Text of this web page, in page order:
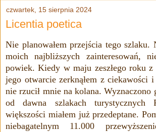
czwartek, 15 sierpnia 2024
Licentia poetica
Nie planowałem przejścia tego szlaku.
moich najbliższych zainteresowań,
powiek. Kiedy w maju zeszłego roku z
jego otwarcie zerknąłem z ciekawości
nie rzucił mnie na kolana.Wyznaczono
od dawna szlakach
większości miałem już przedeptane.
niebagatelnym 11.000